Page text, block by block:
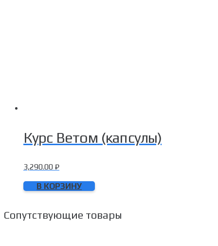
Курс Ветом (капсулы)
3,290.00 ₽
В КОРЗИНУ
Сопутствующие товары